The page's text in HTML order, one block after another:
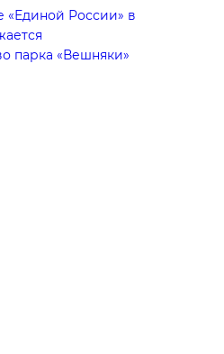
России» в
парка «Вешняки»